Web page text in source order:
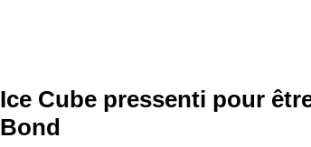
Ice Cube pressenti pour
Bond